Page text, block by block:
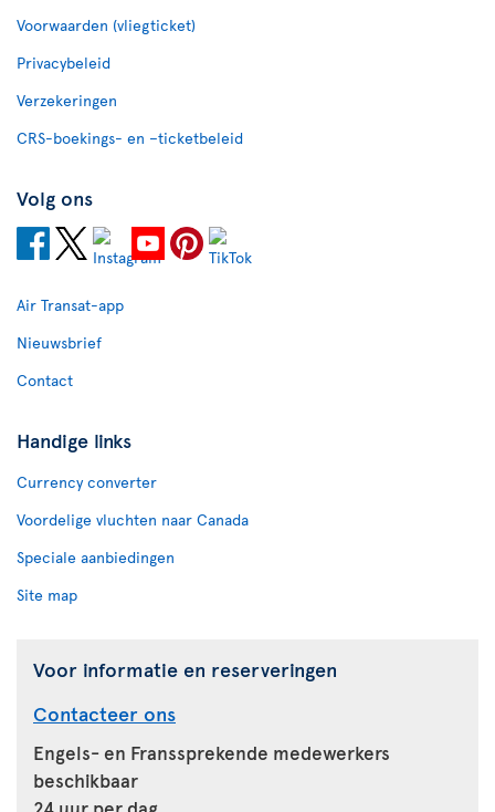
Voorwaarden (vliegticket)
Privacybeleid
Verzekeringen
CRS-boekings- en –ticketbeleid
Volg ons
Air Transat-app
Nieuwsbrief
Contact
Handige links
Currency converter
Voordelige vluchten naar Canada
Speciale aanbiedingen
Site map
Voor informatie en reserveringen
Contacteer ons
Engels- en Franssprekende medewerkers
beschikbaar